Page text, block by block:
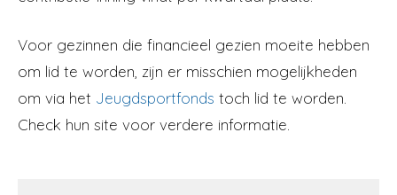
Voor gezinnen die financieel gezien moeite hebben
om lid te worden, zijn er misschien mogelijkheden
om via het Jeugdsportfonds toch lid te worden.
Check hun site voor verdere informatie.